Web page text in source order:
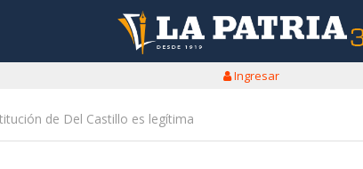
Ingresar
de Del Castillo es legítima